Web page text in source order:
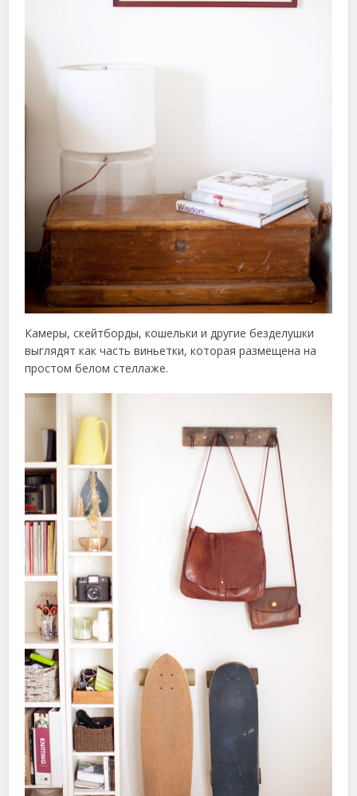
Камеры, скейтборды, кошельки и другие безделушки
выглядят как часть виньетки, которая размещена на
простом белом стеллаже.